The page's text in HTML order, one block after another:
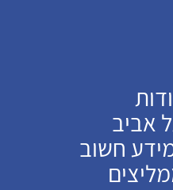
אביב
חשוב